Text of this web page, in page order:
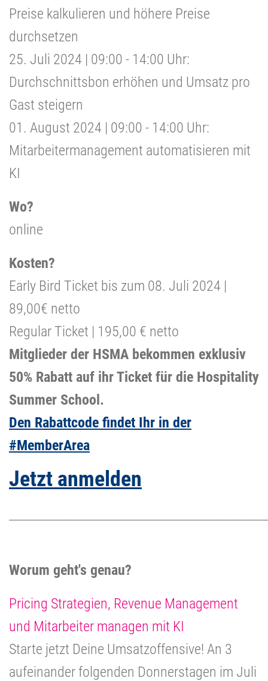
Preise kalkulieren und höhere Preise
durchsetzen
25. Juli 2024 | 09:00 - 14:00 Uhr:
Durchschnittsbon erhöhen und Umsatz pro
Gast steigern
01. August 2024 | 09:00 - 14:00 Uhr:
Mitarbeitermanagement automatisieren mit
KI
Wo?
online
Kosten?
Early Bird Ticket bis zum 08. Juli 2024 |
89,00€ netto
Regular Ticket | 195,00 € netto
Mitglieder der HSMA bekommen exklusiv
50% Rabatt auf ihr Ticket für die Hospitality
Summer School.
Den Rabattcode findet Ihr in der
#MemberArea
Jetzt anmelden
Worum geht's genau?
Pricing Strategien, Revenue Management
und Mitarbeiter managen mit KI
Starte jetzt Deine Umsatzoffensive! An 3
aufeinander folgenden Donnerstagen im Juli